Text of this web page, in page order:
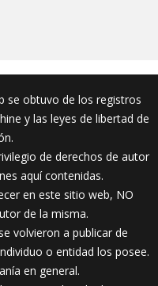
se obtuvo de los registros
y las leyes de libertad de
de derechos de autor
aquí contenidas.
en este sitio web, NO
de la misma.
volvieron a publicar de
o entidad los posee.
en general.